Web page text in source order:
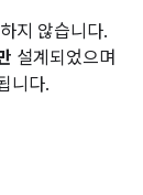
지 않습니다.
설계되었으며
니다.